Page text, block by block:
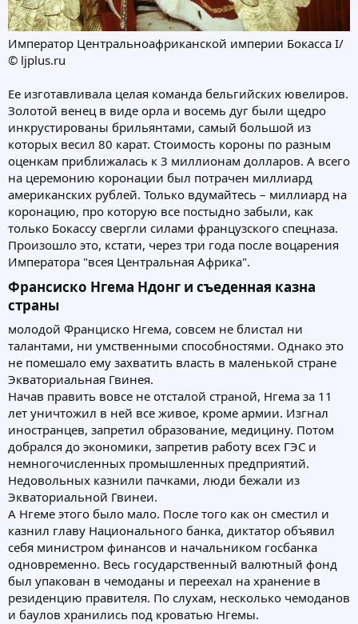
Император Центральноафриканской империи Бокасса I/
© ljplus.ru
Ее изготавливала целая команда бельгийских ювелиров.
Золотой венец в виде орла и восемь дуг были щедро
инкрустированы брильянтами, самый большой из
которых весил 80 карат. Стоимость короны по разным
оценкам приближалась к 3 миллионам долларов. А всего
на церемонию коронации был потрачен миллиард
американских рублей. Только вдумайтесь – миллиард на
коронацию, про которую все постыдно забыли, как
только Бокассу свергли силами французского спецназа.
Произошло это, кстати, через три года после воцарения
Императора "всея Центральная Африка".
Франсиско Нгема Ндонг и съеденная казна
страны​
молодой Франциско Нгема, совсем не блистал ни
талантами, ни умственными способностями. Однако это
не помешало ему захватить власть в маленькой стране
Экваториальная Гвинея.
Начав править вовсе не отсталой страной, Нгема за 11
лет уничтожил в ней все живое, кроме армии. Изгнал
иностранцев, запретил образование, медицину. Потом
добрался до экономики, запретив работу всех ГЭС и
немногочисленных промышленных предприятий.
Недовольных казнили пачками, люди бежали из
Экваториальной Гвинеи.
А Нгеме этого было мало. После того как он сместил и
казнил главу Национального банка, диктатор объявил
себя министром финансов и начальником госбанка
одновременно. Весь государственный валютный фонд
был упакован в чемоданы и переехал на хранение в
резиденцию правителя. По слухам, несколько чемоданов
и баулов хранились под кроватью Нгемы.